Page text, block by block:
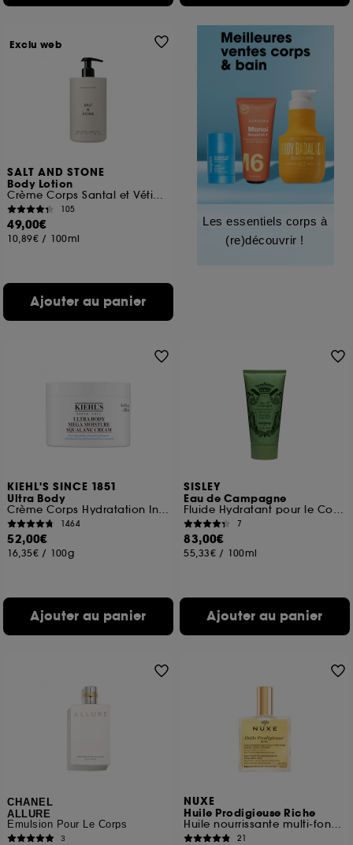
SALT AND STONE
Body Lotion
Crème Corps Santal et Vétiver
105
49,00€
10,89€ / 100ml
Ajouter au panier
Exclu web
Les essentiels corps à
(re)découvrir !
KIEHL'S SINCE 1851
Ultra Body
Crème Corps Hydratation Intense au Squalane
1464
52,00€
16,35€ / 100g
Ajouter au panier
SISLEY
Eau de Campagne
Fluide Hydratant pour le Corps
7
83,00€
55,33€ / 100ml
Ajouter au panier
CHANEL
ALLURE
Émulsion Pour Le Corps
3
NUXE
Huile Prodigieuse Riche
Huile nourrissante multi-fonctions
21